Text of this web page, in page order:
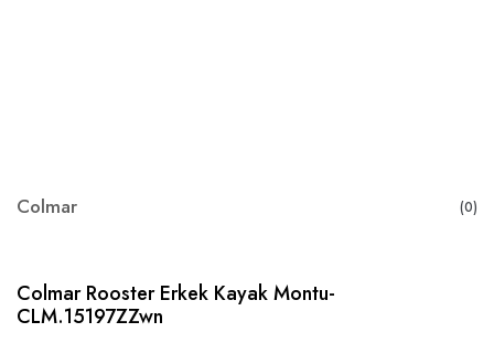
Colmar (0)
Colmar Rooster Erkek Kayak Montu-
CLM.15197ZZwn